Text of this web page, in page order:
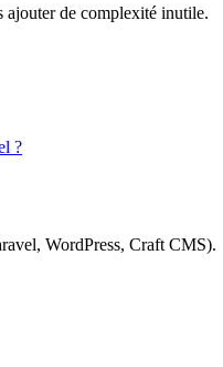
ajouter de complexité inutile.
?
WordPress, Craft CMS).